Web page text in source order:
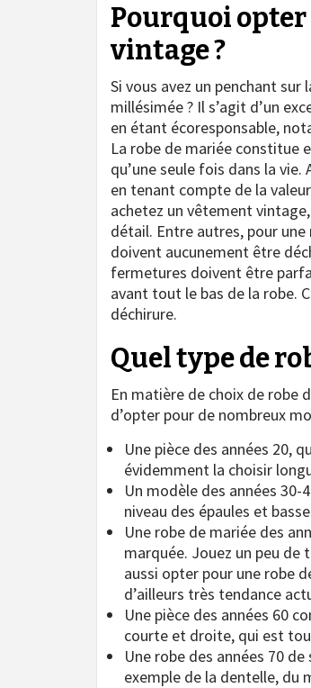
Pourquoi opter
vintage ?
Si vous avez un penchant sur
millésimée ? Il s’agit d’un
en étant écoresponsable,
La robe de mariée constitue
qu’une seule fois dans la
en tenant compte de la
achetez un vêtement
détail. Entre autres, pour
doivent aucunement être
fermetures doivent être
avant tout le bas de la robe.
déchirure.
Quel type de
En matière de choix de robe
d’opter pour de nombreux
Une pièce des années 20,
évidemment la choisir
Un modèle des années
niveau des épaules et
Une robe de mariée des
marquée. Jouez un peu de
aussi opter pour une robe
d’ailleurs très tendance
Une pièce des années 60
courte et droite, qui est
Une robe des années 70
exemple de la dentelle, du